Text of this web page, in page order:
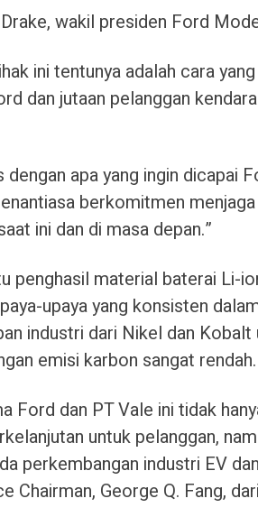
wakil presiden Ford
ini tentunya adalah cara
dan jutaan pelanggan
dengan apa yang ingin dicapai
berkomitmen
ini dan di masa depan.”
penghasil material baterai Li-
upaya yang konsisten
industri dari Nikel dan
emisi karbon sangat rendah.
Ford dan PT Vale ini tidak
untuk pelanggan,
perkembangan industri EV
Chairman, George Q. Fang,